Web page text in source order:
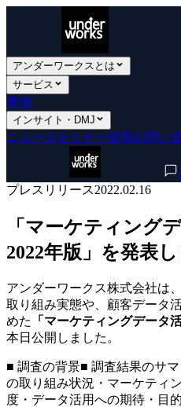
アンダーワークスとは
サービス
事例
インサイト・DMJ
ニュース セミナー採用 お問い
プレスリリース2022.02.16
「マーケティング
2022年版」を発表
アンダーワークス株式会社は
取り組み実態や、顧客データ
めた
「マーケティングデータ
本日公開しました。
■ 調査の背景■ 調査結果のサ
の取り組み状況・マーケティ
度・データ活用への期待・目